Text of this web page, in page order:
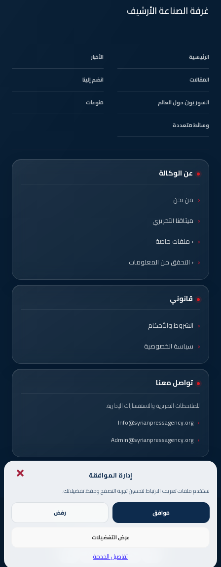
إدارة الموافقة
نستخدم ملفات تعريف الارتباط لتحسين تجربة التصفح وحفظ تفضيلاتك.
موافق رفض
عرض التفضيلات
تفاصيل الخدمة
غرفة الصناعة الأرشيف
الرئيسية الأخبار
المقالات انضم إلينا
السوريون حول العالم منوعات
وسائط متعددة
عن الوكالة
من نحن
ميثاقنا التحريري
‹ ملفات خاصة
‹ التحقق من المعلومات
قانوني
الشروط والأحكام
سياسة الخصوصية
تواصل معنا
للملاحظات التحريرية والاستفسارات الإدارية.
Info@syrianpressagency.org
Admin@syrianpressagency.org
© حقوق النشر 2026، جميع الحقوق محفوظة